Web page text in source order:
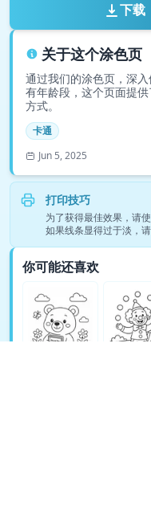
下载
关于这个涂色页
通过我们的涂色页，深
有年龄段，这个页面提
方式。
卡通
Jun 5, 2025
打印技巧
为了获得最佳效果，请
如果线条显得过于淡，
你可能还喜欢